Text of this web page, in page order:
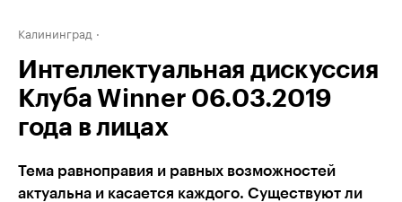
Калининград
Интеллектуальная дискуссия
Клуба Winner 06.03.2019
года в лицах
Тема равноправия и равных возможностей
актуальна и касается каждого. Существуют ли